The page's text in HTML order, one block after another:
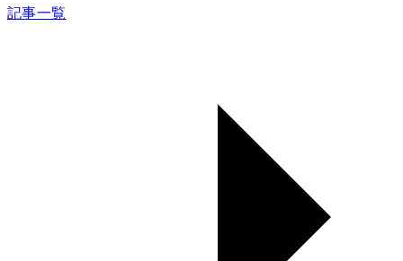
記事一覧